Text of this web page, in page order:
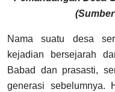
Nama suatu desa
kejadian bersejarah
Babad dan prasasti,
generasi